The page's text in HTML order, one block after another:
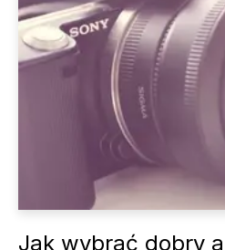
Jak wybrać dobry